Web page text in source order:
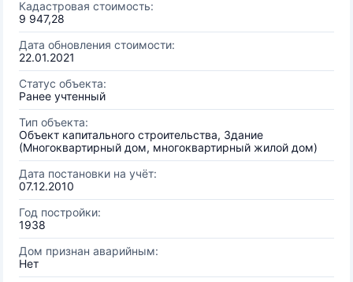
Кадастровая стоимость:
9 947,28
Дата обновления стоимости:
22.01.2021
Статус объекта:
Ранее учтенный
Тип объекта:
Объект капитального строительства, Здание
(Многоквартирный дом, многоквартирный жилой дом)
Дата постановки на учёт:
07.12.2010
Год постройки:
1938
Дом признан аварийным:
Нет